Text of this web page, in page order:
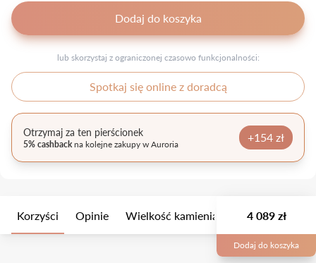
Dodaj do koszyka
lub skorzystaj z ograniczonej czasowo funkcjonalności:
Spotkaj się online z doradcą
Otrzymaj za ten pierścionek
5% cashbackna kolejne zakupy w Auroria +154 zł
Korzyści Opinie Wielkość kamienia Opis
4 089 zł
Dodaj do koszyka